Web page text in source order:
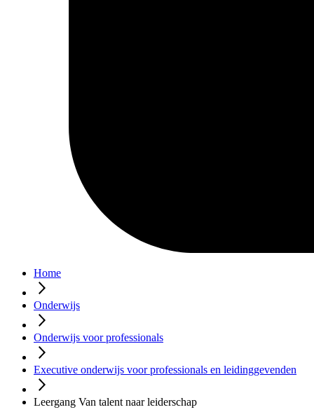
Home
Onderwijs
Onderwijs voor professionals
Executive onderwijs voor professionals en leidinggevenden
Leergang Van talent naar leiderschap